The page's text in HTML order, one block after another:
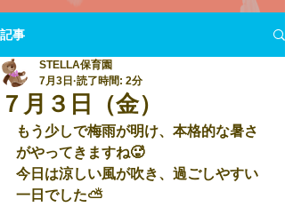
記事
７月３日（金）
STELLA保育園
7月3日 読了時間: 2分
もう少しで梅雨が明け、本格的な暑さ
がやってきますね🥵
今日は涼しい風が吹き、過ごしやすい
一日でした⛅